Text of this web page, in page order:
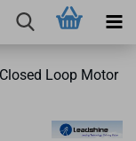
Loop Motor